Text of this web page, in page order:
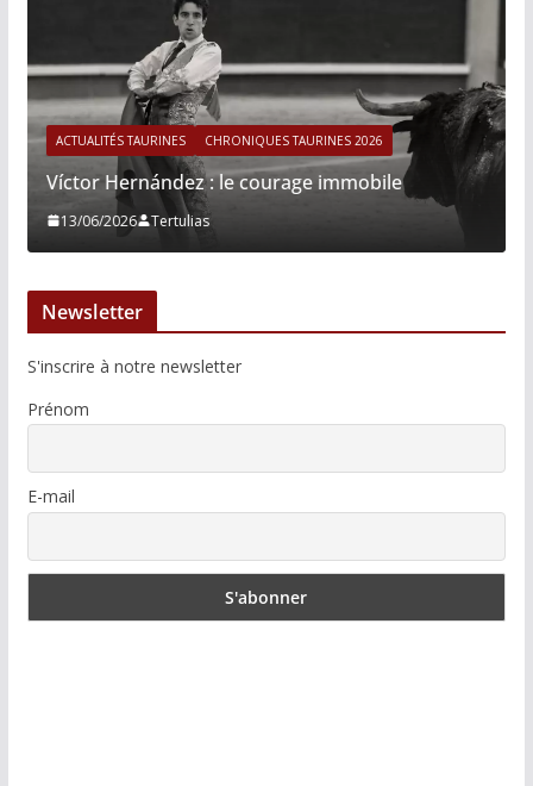
ACTUALITÉS TAURINES CHRONIQUES TAURINES 2026
Víctor Hernández : le courage immobile
13/06/2026 Tertulias
Newsletter
S'inscrire à notre newsletter
Prénom
E-mail